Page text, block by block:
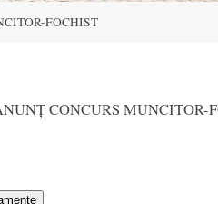
FOCHIST
CONCURS MUNCITOR-